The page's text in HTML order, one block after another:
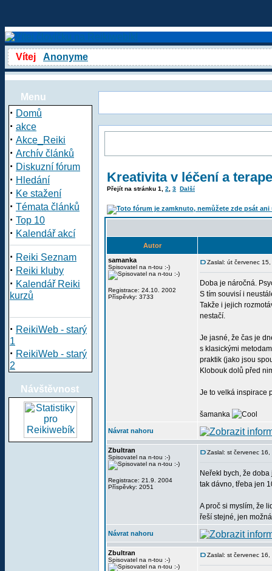
Vítej Anonyme
Menu
· Domů
· akce
· Akce_Reiki
· Archív článků
· Diskuzní fórum
· Hledání
· Ke stažení
· Témata článků
· Top 10
· Kalendář akcí
· Reiki Seznam
· Reiki kluby
· Kalendář Reiki
kurzů
· ReikiWeb - starý
1
· ReikiWeb - starý
2
Návštěvnost
Kreativita v léčení a
Přejít na stránku 1 2 3 Další
Autor
samanka
Spisovatel na n-tou :-)
Registrace: 24.10. 2002
Příspěvky: 3733
Zaslal: út červenec
Doba je náročná.
S tím souvisí i
Takže i jejich
nestačí.
Je jasné, že čas je
s klasickými
praktik (jako jsou
Klobouk dolů před
Je to velká inspirace
šamanka
Návrat nahoru
Zbultran
Spisovatel na n-tou :-)
Registrace: 21.9. 2004
Příspěvky: 2051
Zaslal: st červenec
Neřekl bych, že
tak dávno, třeba jen
A proč si myslím, že
řeší stejné, jen
Návrat nahoru
Zbultran
Spisovatel na n-tou :-)
Zaslal: st červenec